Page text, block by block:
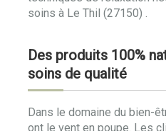
soins à Le Thil (27150) .
Des produits 100%
soins de qualité
Dans le domaine du bien-
ont le vent en poupe. Les